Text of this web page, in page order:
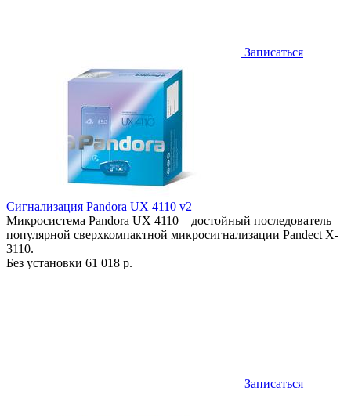
Записаться
Сигнализация Pandora UX 4110 v2
Микросистема Pandora UX 4110 – достойный последователь
популярной сверхкомпактной микросигнализации Pandect X-
3110.
Без установки 61 018 р.
Записаться